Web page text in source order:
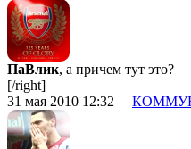
ПаВлик, а причем тут это?
[/right]
31 мая 2010 12:32